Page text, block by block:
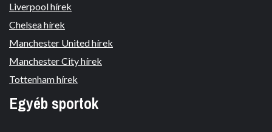
Liverpool hírek
Chelsea hírek
Manchester United hírek
Manchester City hírek
Tottenham hírek
Egyéb sportok